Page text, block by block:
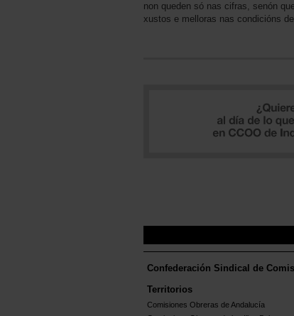
non queden só nas cifras, senón
xustos e melloras nas condicións
Confederación Sindical de
Territorios
Comisiones Obreras de Andalucía